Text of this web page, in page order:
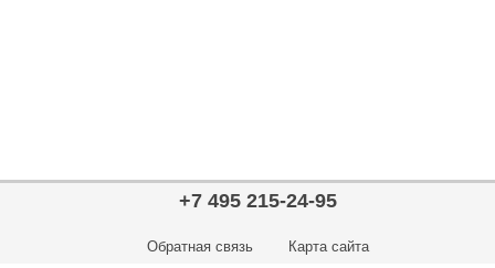
+7 495 215-24-95
Обратная связь Карта сайта